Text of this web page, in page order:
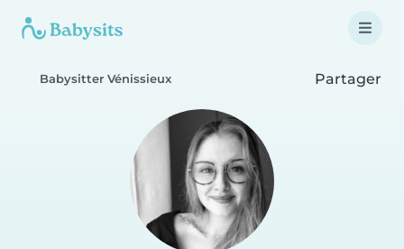
Babysitter Vénissieux Partager